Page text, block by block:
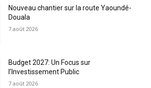
Nouveau chantier sur la route Yaoundé-
Douala
7 août 2026
Budget 2027: Un Focus sur
l’Investissement Public
7 août 2026